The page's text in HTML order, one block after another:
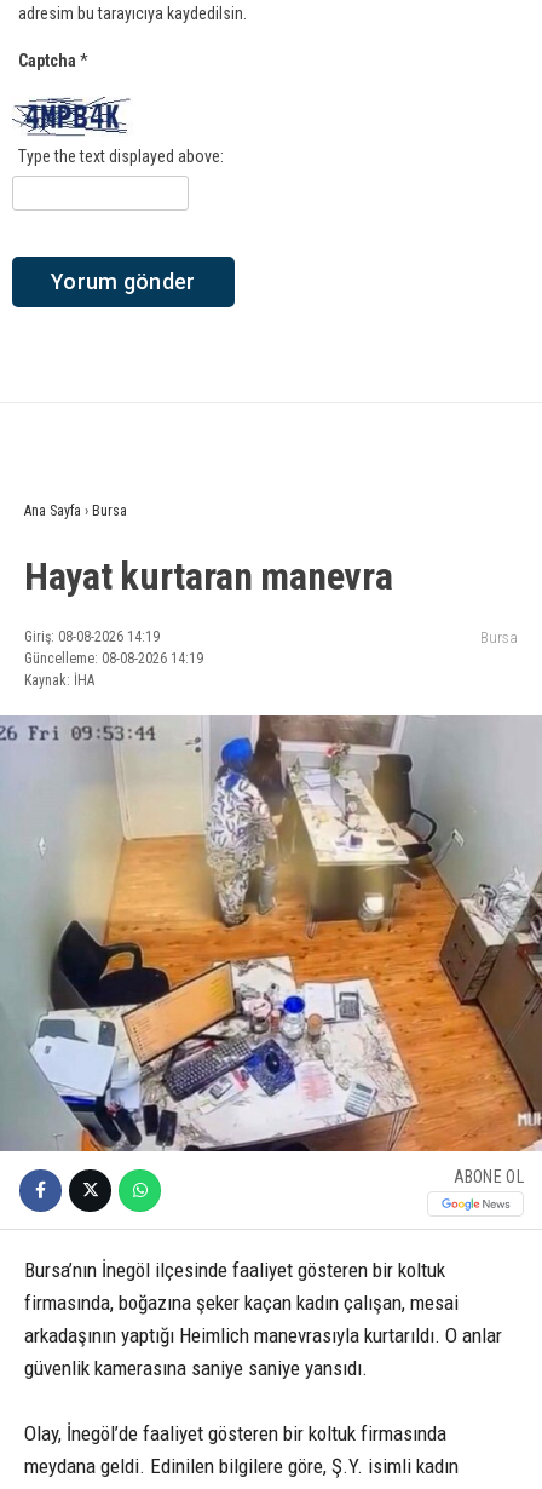
adresim bu tarayıcıya kaydedilsin.
Captcha *
Type the text displayed above:
Ana Sayfa › Bursa
Hayat kurtaran manevra
Giriş: 08-08-2026 14:19
Güncelleme: 08-08-2026 14:19
Kaynak: İHA
Bursa
ABONE OL
Bursa’nın İnegöl ilçesinde faaliyet gösteren bir koltuk
firmasında, boğazına şeker kaçan kadın çalışan, mesai
arkadaşının yaptığı Heimlich manevrasıyla kurtarıldı. O anlar
güvenlik kamerasına saniye saniye yansıdı.
Olay, İnegöl’de faaliyet gösteren bir koltuk firmasında
meydana geldi. Edinilen bilgilere göre, Ş.Y. isimli kadın